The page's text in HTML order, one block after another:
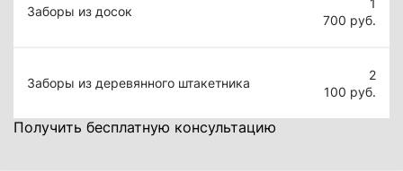
Заборы из досок
700 руб.
Заборы из деревянного штакетника
2
100 руб.
Получить бесплатную консультацию